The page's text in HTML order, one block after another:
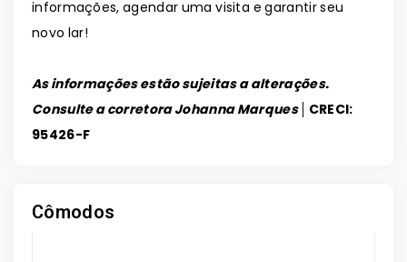
informações, agendar uma visita e garantir seu
novo lar!
As informações estão sujeitas a alterações.
Consulte a corretora Johanna Marques │ CRECI:
95426-F
Cômodos